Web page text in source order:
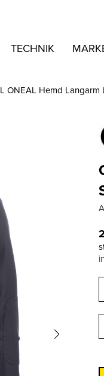
TECHNIK
ONEAL Hemd Langarm